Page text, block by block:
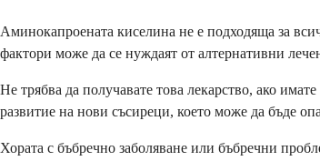
Аминокапроената киселина не е подходяща за
фактори може да се нуждаят от алтернативни
Не трябва да получавате това лекарство, ако
развитие на нови съсиреци, което може да бъде
Хората с бъбречно заболяване или бъбречни